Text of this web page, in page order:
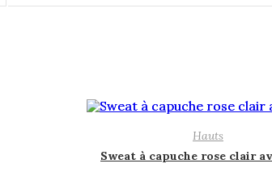
Hauts
Sweat à capuche rose clair